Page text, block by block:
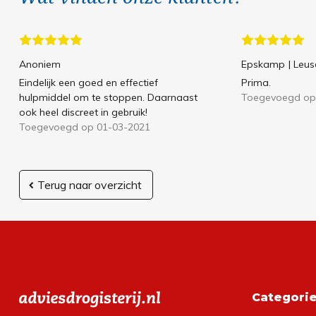
Anoniem
Eindelijk een goed en effectief
hulpmiddel om te stoppen. Daarnaast
ook heel discreet in gebruik!
Toegevoegd op 01-03-2021
Epskamp |
Prima.
Toegevoegd
Terug naar overzicht